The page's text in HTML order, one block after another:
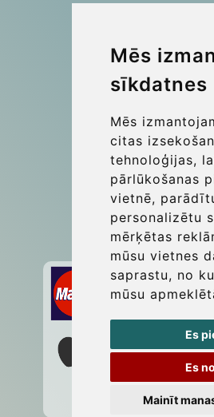
Mēs
sīkdatnes
Mēs
citas
tehnoloģijas,
pārlūkošanas
vietnē,
personalizētu
mērķētas
mūsu vietnes
saprastu, no
mūsu
Es
Es
Mainīt
More
Update cookies
Contact
Secure Payment